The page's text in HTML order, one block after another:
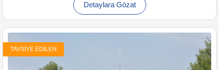
Detaylara Gözat
TAVSIYE EDILEN